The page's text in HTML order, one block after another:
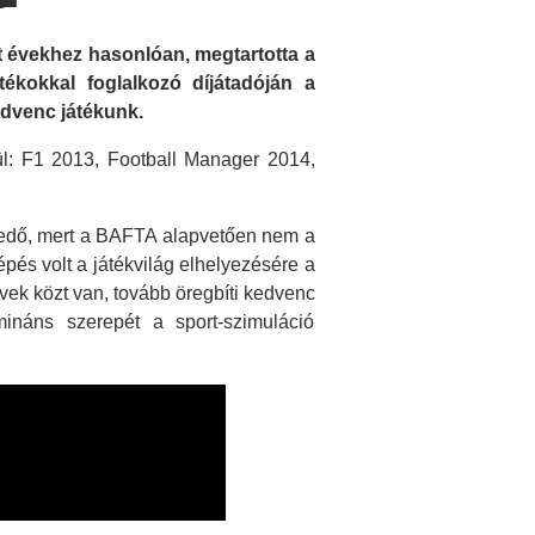
évekhez hasonlóan, megtartotta a
foglalkozó díjátadóján a
játékunk.
F1 2013, Football Manager 2014,
mert a BAFTA alapvetően nem a
volt a játékvilág elhelyezésére a
közt van, tovább öregbíti kedvenc
szerepét a sport-szimuláció